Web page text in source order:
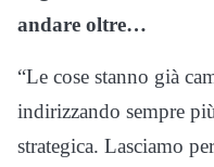
andare oltre…
“Le cose stanno già
indirizzando sempre
strategica. Lasciamo